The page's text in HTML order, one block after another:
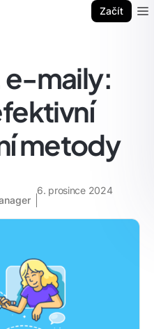
Začít
e-maily:
metody
6. prosince 2024